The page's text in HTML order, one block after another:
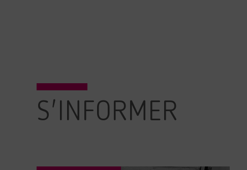
S'INFORMER